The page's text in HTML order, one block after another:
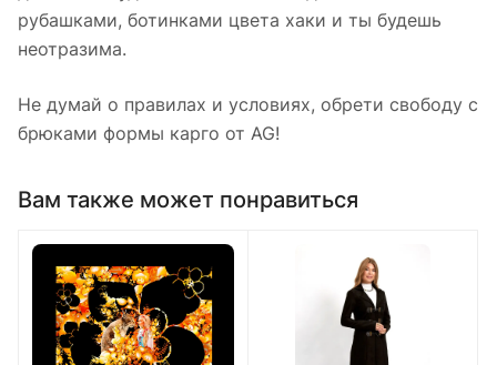
рубашками, ботинками цвета хаки и ты будешь
неотразима.
Не думай о правилах и условиях, обрети свободу с
брюками формы карго от AG!
Вам также может понравиться